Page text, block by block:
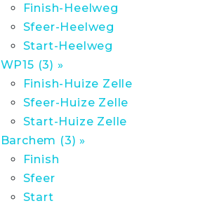
Finish-Heelweg
Sfeer-Heelweg
Start-Heelweg
WP15 (3) »
Finish-Huize Zelle
Sfeer-Huize Zelle
Start-Huize Zelle
Barchem (3) »
Finish
Sfeer
Start